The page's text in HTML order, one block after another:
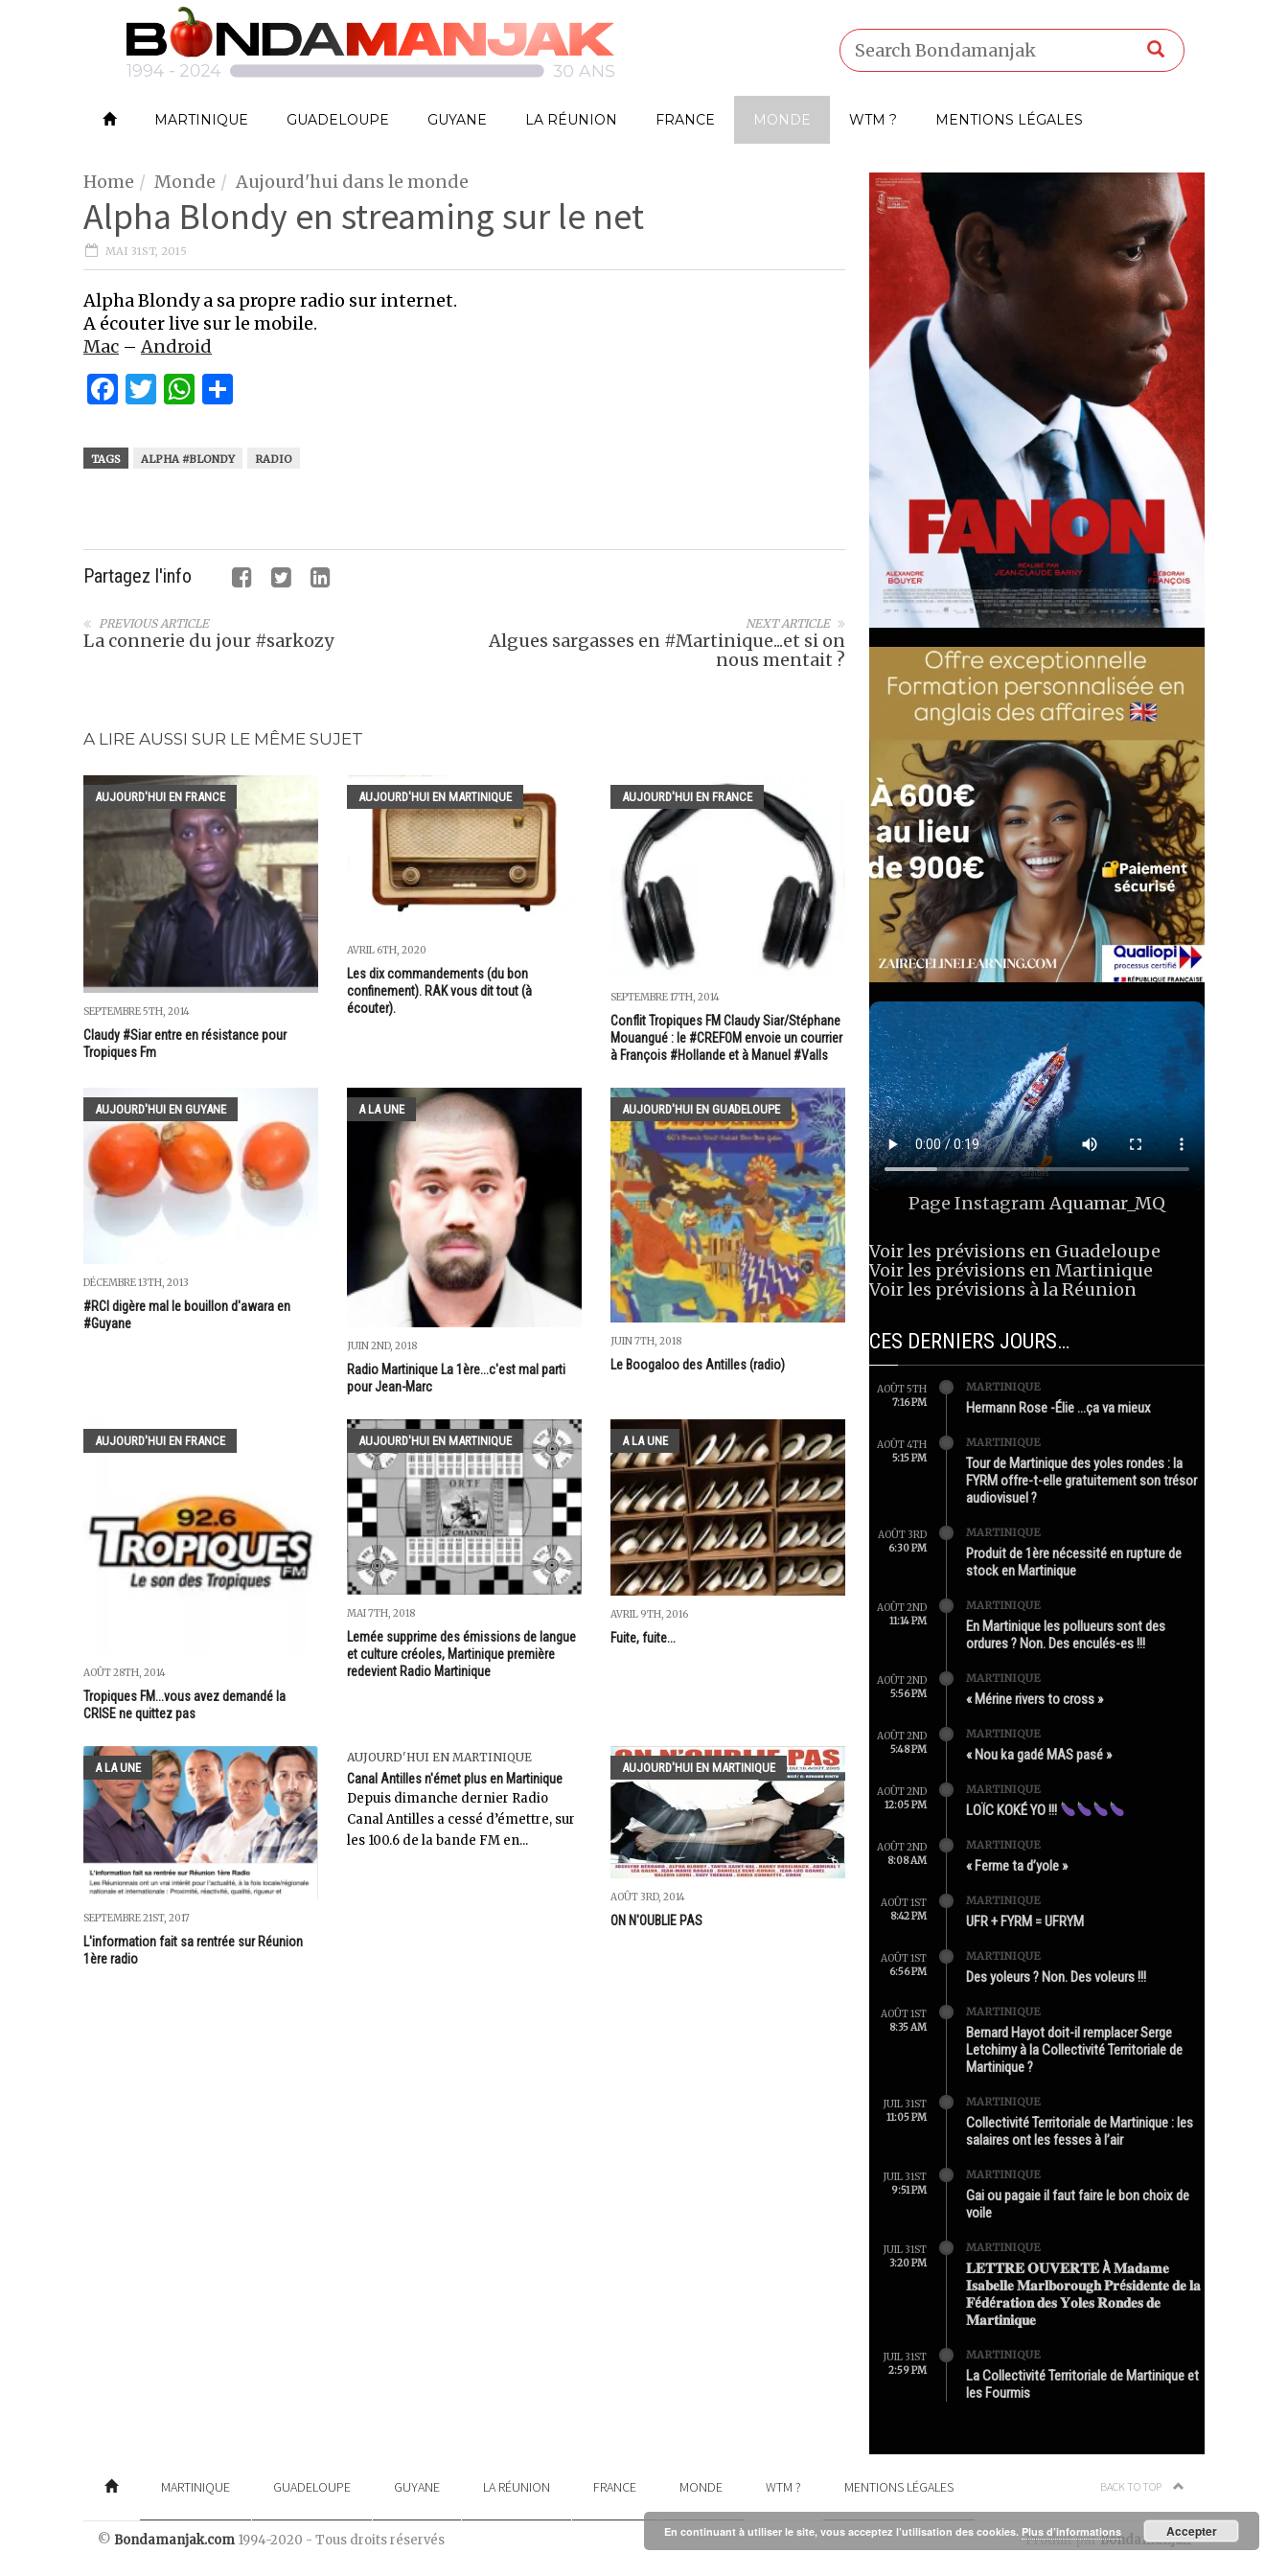
MARTINIQUE GUADELOUPE GUYANE LA RÉUNION FRANCE MONDE WTM ? MENTIONS LÉGALES
Home Monde Aujourd'hui dans le monde
Alpha Blondy en streaming sur le net
MAI 31ST, 2015
Alpha Blondy a sa propre radio sur internet.
A écouter live sur le mobile.
Mac –Android
Facebook
Twitter
WhatsApp
TAGS ALPHA #BLONDY RADIO
Partagez l'info
NEXT ARTICLE
Algues sargasses en #Martinique...et si on
nous mentait ?
PREVIOUS ARTICLE
La connerie du jour #sarkozy
A LIRE AUSSI SUR LE MÊME SUJET
AUJOURD'HUI EN FRANCE
SEPTEMBRE 5TH, 2014
Claudy #Siar entre en résistance pour
Tropiques Fm
AUJOURD'HUI EN MARTINIQUE
AVRIL 6TH, 2020
Les dix commandements (du bon
confinement). RAK vous dit tout (à
écouter).
AUJOURD'HUI EN FRANCE
SEPTEMBRE 17TH, 2014
Conflit Tropiques FM Claudy Siar/Stéphane
Mouangué : le #CREFOM envoie un courrier
à François #Hollande et à Manuel #Valls
AUJOURD'HUI EN GUYANE
DÉCEMBRE 13TH, 2013
#RCI digère mal le bouillon d'awara en
#Guyane
A LA UNE
JUIN 2ND, 2018
Radio Martinique La 1ère...c'est mal parti
pour Jean-Marc
AUJOURD'HUI EN GUADELOUPE
JUIN 7TH, 2018
Le Boogaloo des Antilles (radio)
AUJOURD'HUI EN FRANCE
AOÛT 28TH, 2014
Tropiques FM...vous avez demandé la
CRISE ne quittez pas
AUJOURD'HUI EN MARTINIQUE
MAI 7TH, 2018
Lemée supprime des émissions de langue
et culture créoles, Martinique première
redevient Radio Martinique
A LA UNE
AVRIL 9TH, 2016
Fuite, fuite...
A LA UNE
SEPTEMBRE 21ST, 2017
L'information fait sa rentrée sur Réunion
1ère radio
AUJOURD'HUI EN MARTINIQUE
Canal Antilles n'émet plus en Martinique
Depuis dimanche dernier Radio
Canal Antilles a cessé d’émettre, sur
les 100.6 de la bande FM en...
AUJOURD'HUI EN MARTINIQUE
AOÛT 3RD, 2014
ON N'OUBLIE PAS
Page InstagramAquamar_MQ
Voir les prévisions en Guadeloupe
Voir les prévisions en Martinique
Voir les prévisions à la Réunion
CES DERNIERS JOURS…
AOÛT 5TH
7:16 PM
MARTINIQUE
Hermann Rose -Élie …ça va mieux
AOÛT 4TH
5:15 PM
MARTINIQUE
Tour de Martinique des yoles rondes : la
FYRM offre-t-elle gratuitement son trésor
audiovisuel ?
AOÛT 3RD
6:30 PM
MARTINIQUE
Produit de 1ère nécessité en rupture de
stock en Martinique
AOÛT 2ND
11:14 PM
MARTINIQUE
En Martinique les pollueurs sont des
ordures ? Non. Des enculés-es !!!
AOÛT 2ND
5:56 PM
MARTINIQUE
« Mérine rivers to cross »
AOÛT 2ND
5:48 PM
MARTINIQUE
« Nou ka gadé MAS pasé »
AOÛT 2ND
12:05 PM
MARTINIQUE
LOÏC KOKÉ YO !!!
AOÛT 2ND
8:08 AM
MARTINIQUE
« Ferme ta d’yole »
AOÛT 1ST
8:42 PM
MARTINIQUE
UFR + FYRM = UFRYM
AOÛT 1ST
6:56 PM
MARTINIQUE
Des yoleurs ? Non. Des voleurs !!!
AOÛT 1ST
8:35 AM
MARTINIQUE
Bernard Hayot doit-il remplacer Serge
Letchimy à la Collectivité Territoriale de
Martinique ?
JUIL 31ST
11:05 PM
MARTINIQUE
Collectivité Territoriale de Martinique : les
salaires ont les fesses à l’air
JUIL 31ST
9:51 PM
MARTINIQUE
Gai ou pagaie il faut faire le bon choix de
voile
JUIL 31ST
3:20 PM
MARTINIQUE
𝐋𝐄𝐓𝐓𝐑𝐄 𝐎𝐔𝐕𝐄𝐑𝐓𝐄 À 𝐌𝐚𝐝𝐚𝐦𝐞
𝐈𝐬𝐚𝐛𝐞𝐥𝐥𝐞 𝐌𝐚𝐫𝐥𝐛𝐨𝐫𝐨𝐮𝐠𝐡 𝐏𝐫é𝐬𝐢𝐝𝐞𝐧𝐭𝐞 𝐝𝐞 𝐥𝐚
𝐅é𝐝é𝐫𝐚𝐭𝐢𝐨𝐧 𝐝𝐞𝐬 𝐘𝐨𝐥𝐞𝐬 𝐑𝐨𝐧𝐝𝐞𝐬 𝐝𝐞
𝐌𝐚𝐫𝐭𝐢𝐧𝐢𝐪𝐮𝐞
JUIL 31ST
2:59 PM
MARTINIQUE
La Collectivité Territoriale de Martinique et
les Fourmis
MARTINIQUE GUADELOUPE GUYANE LA RÉUNION FRANCE MONDE WTM ? MENTIONS LÉGALES BACK TO TOP
© Bondamanjak.com 1994-2020 - Tous droits réservés Produit parBondamanjak
En continuant à utiliser le site, vous acceptez l’utilisation des cookies. Plus d’informations Accepter